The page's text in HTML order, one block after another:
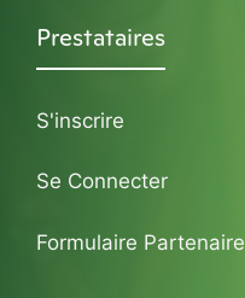
Prestataires
S'inscrire
Se Connecter
Formulaire Partenaire